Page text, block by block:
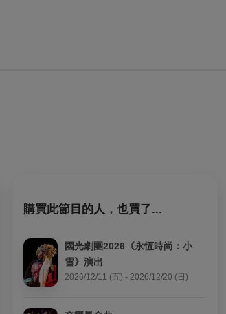
購買此節目的人，也買了...
國光劇團2026《永恆時尚：小
雪》演出
2026/12/11 (五) - 2026/12/20 (日)